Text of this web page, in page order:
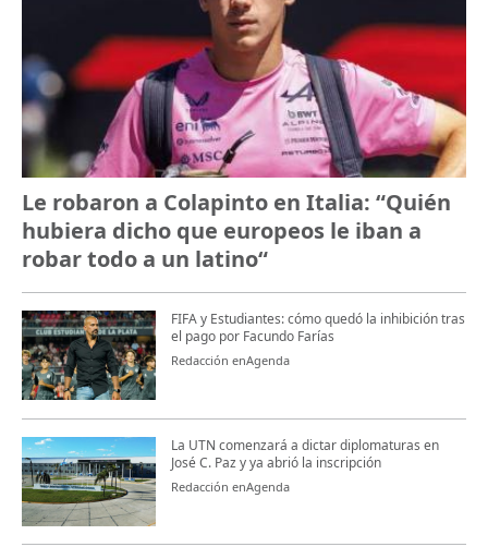
Le robaron a Colapinto en Italia: “Quién
hubiera dicho que europeos le iban a
robar todo a un latino“
FIFA y Estudiantes: cómo quedó la inhibición tras
el pago por Facundo Farías
Redacción enAgenda
La UTN comenzará a dictar diplomaturas en
José C. Paz y ya abrió la inscripción
Redacción enAgenda